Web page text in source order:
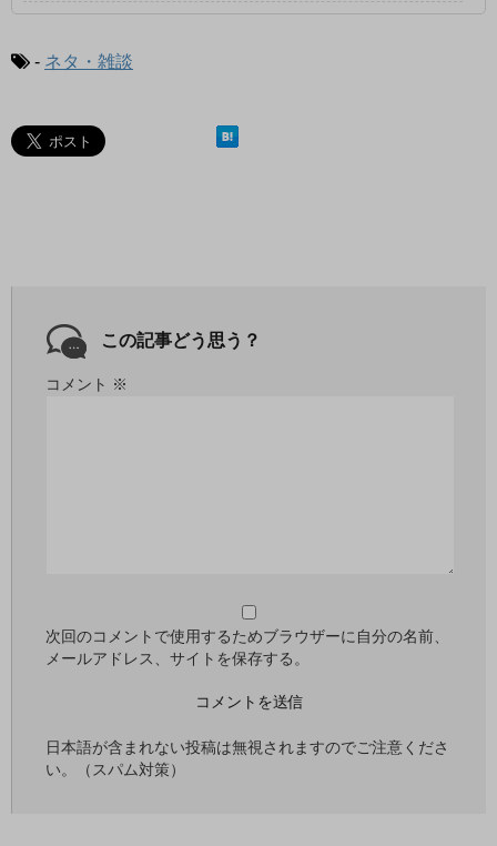
- ネタ・雑談
この記事どう思う？
コメント ※
次回のコメントで使用するためブラウザーに自分の名前、
メールアドレス、サイトを保存する。
日本語が含まれない投稿は無視されますのでご注意くださ
い。（スパム対策）